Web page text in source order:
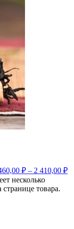
₽ – 2 410,00 ₽
несколько
товара.